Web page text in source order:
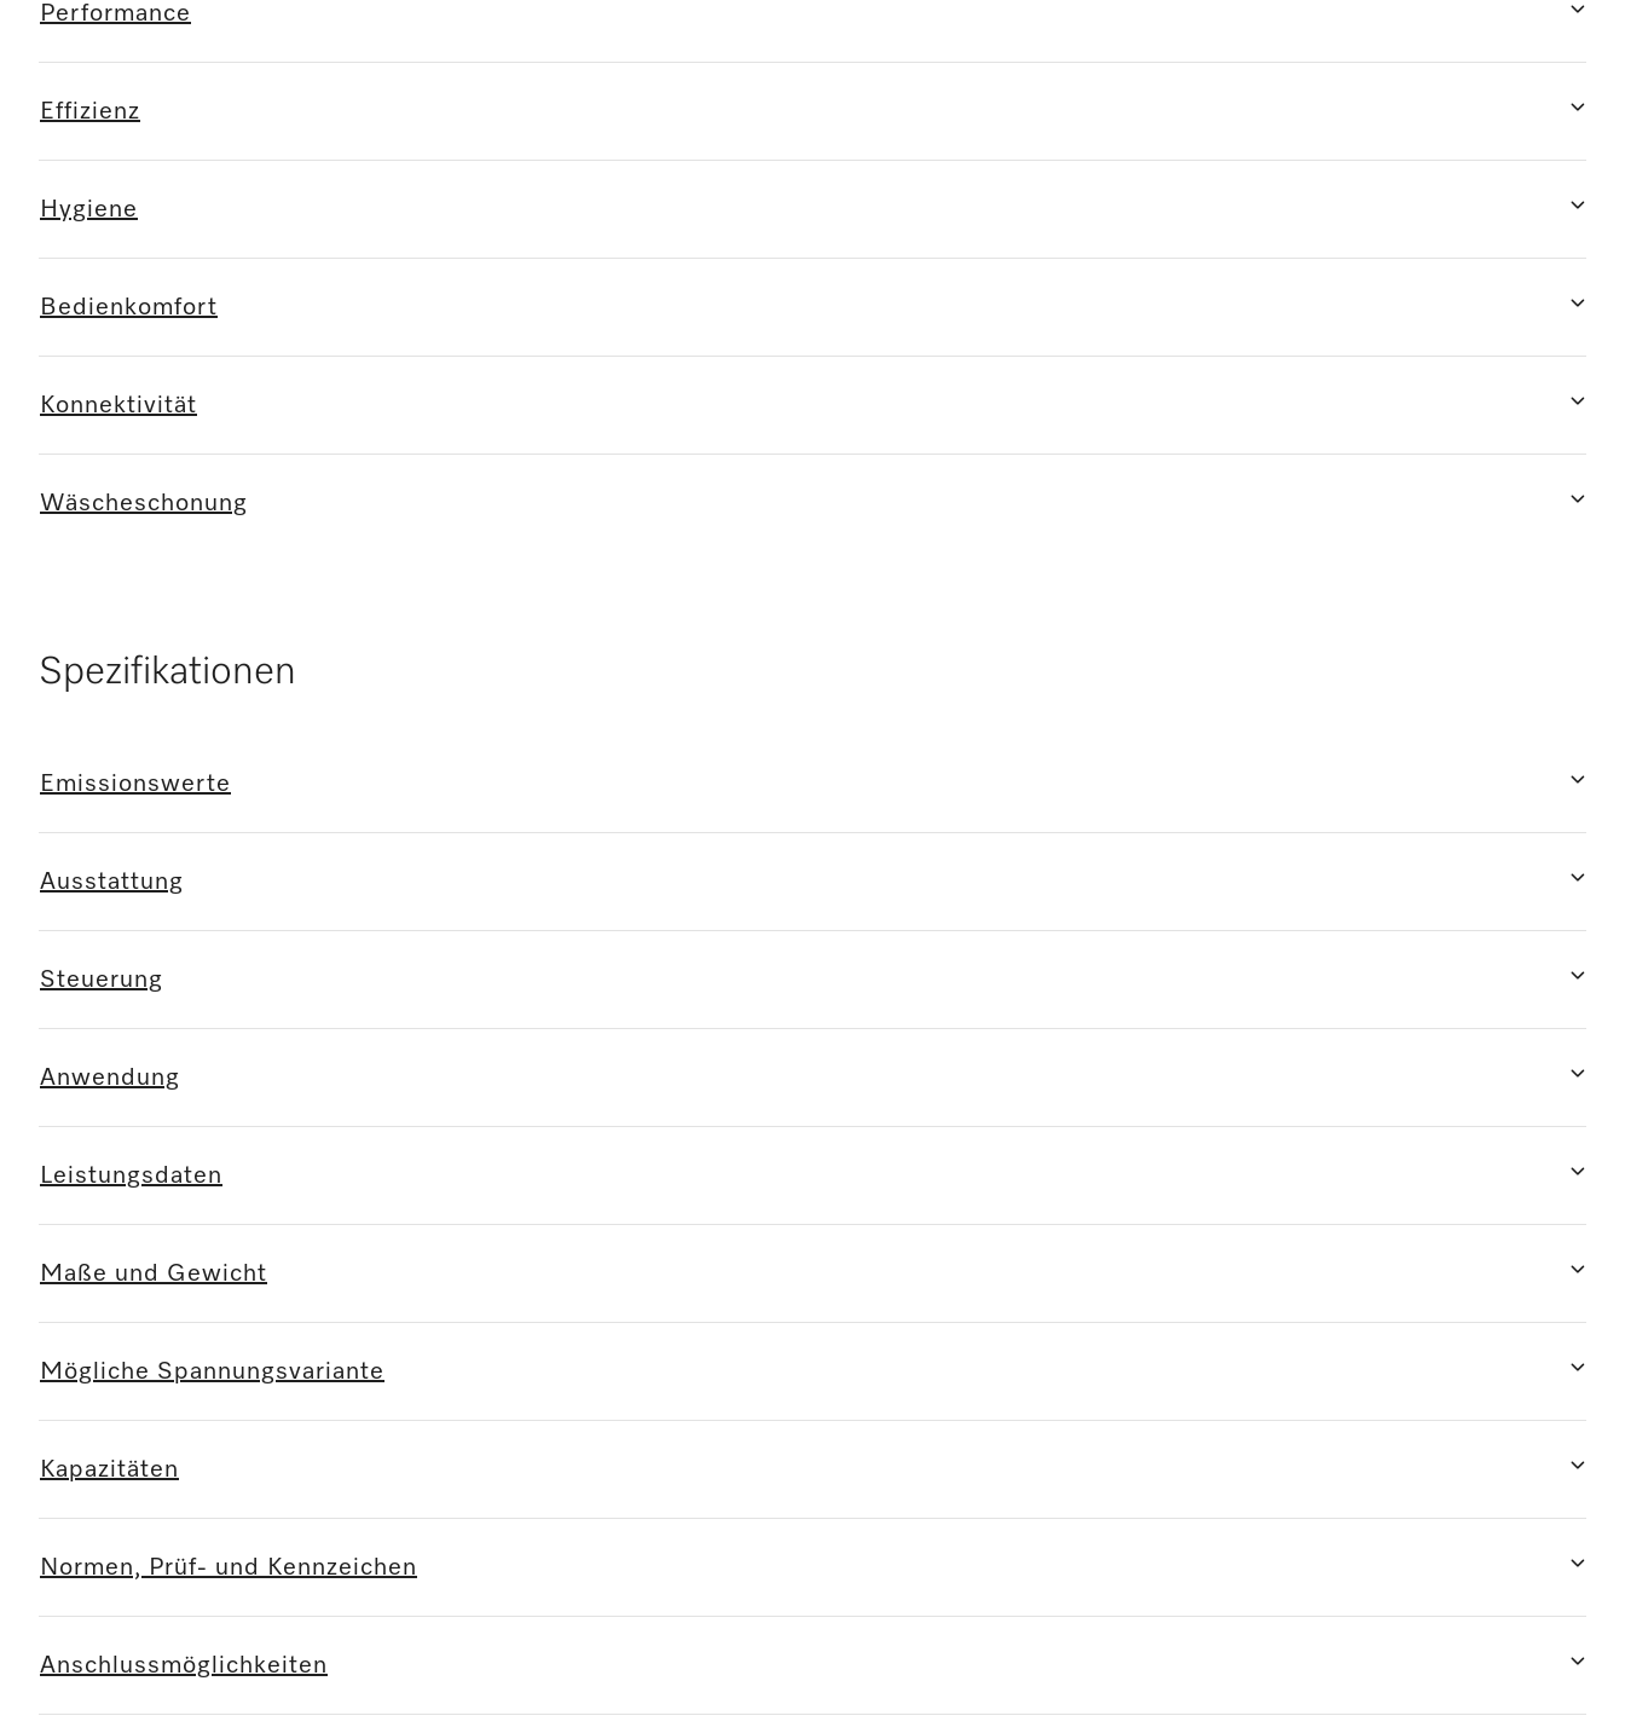
Performance
Effizienz
Hygiene
Bedienkomfort
Konnektivität
Wäscheschonung
Spezifikationen
Emissionswerte
Ausstattung
Steuerung
Anwendung
Leistungsdaten
Maße und Gewicht
Mögliche Spannungsvariante
Kapazitäten
Normen, Prüf- und Kennzeichen
Anschlussmöglichkeiten